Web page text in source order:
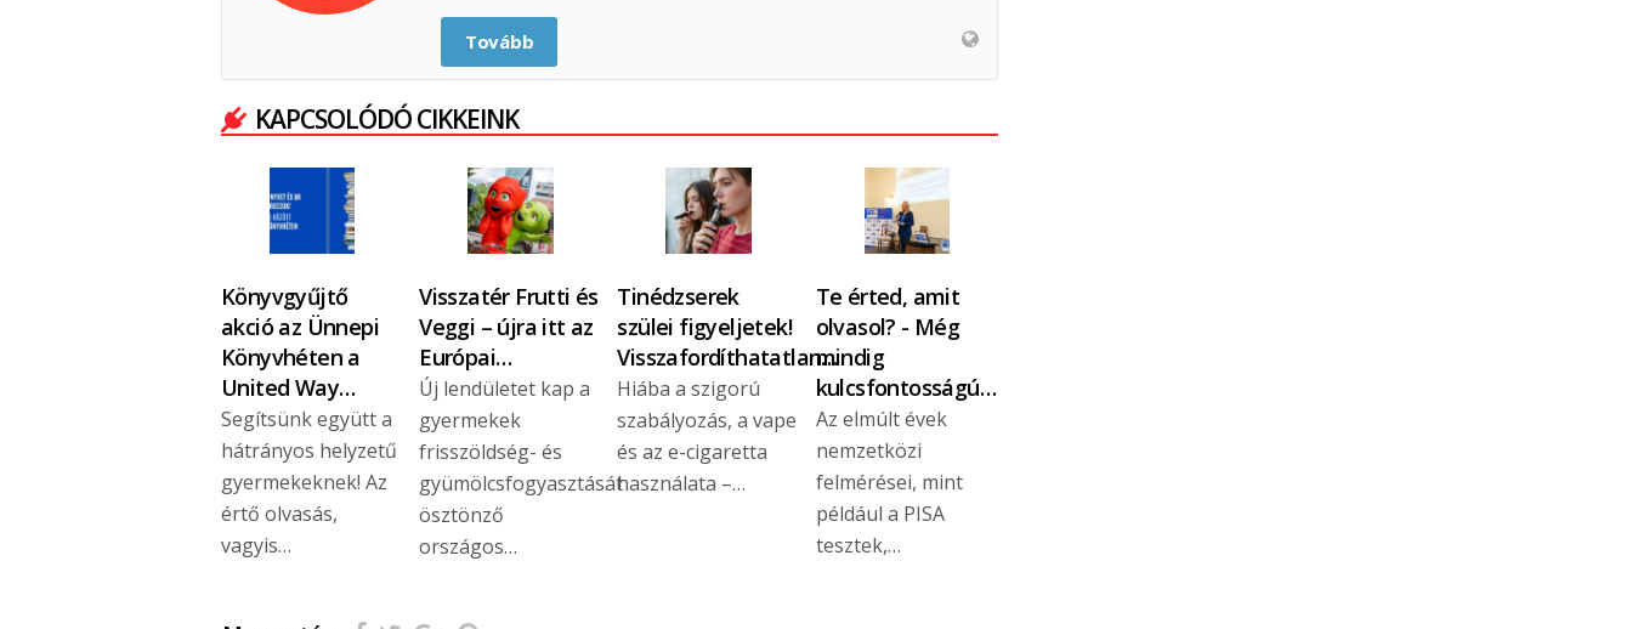
Tovább
KAPCSOLÓDÓ CIKKEINK
Könyvgyűjtő
akció az Ünnepi
Könyvhéten a
United Way…
Segítsünk együtt a
hátrányos helyzetű
gyermekeknek! Az
értő olvasás,
vagyis…
Visszatér Frutti és
Veggi – újra itt az
Európai…
Új lendületet kap a
gyermekek
frisszöldség- és
gyümölcsfogyasztását
ösztönző
országos…
Tinédzserek
szülei figyeljetek!
Visszafordíthatatlan…
Hiába a szigorú
szabályozás, a vape
és az e-cigaretta
használata –…
Te érted, amit
olvasol? - Még
mindig
kulcsfontosságú…
Az elmúlt évek
nemzetközi
felmérései, mint
például a PISA
tesztek,…